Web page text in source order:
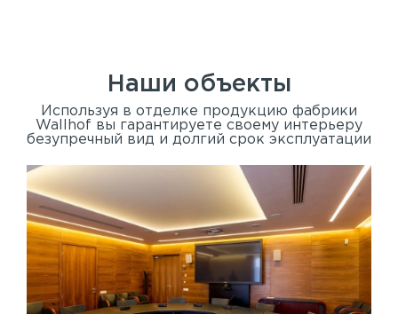
Наши объекты
Используя в отделке продукцию фабрики
Wallhof вы гарантируете своему интерьеру
безупречный вид и долгий срок эксплуатации